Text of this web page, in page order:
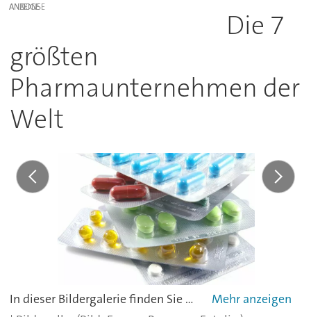
ANZEIGE
Die 7
größten
Pharmaunternehmen der
Welt
In dieser Bildergalerie finden Sie eine Liste der weltweit größten Pharmahersteller nach Umsatz 2019. Für die Platzierungen wurde jeweils der Umsatz des gesamten Unternehmens berücksichtigt.Quelle: Handelsblatt;